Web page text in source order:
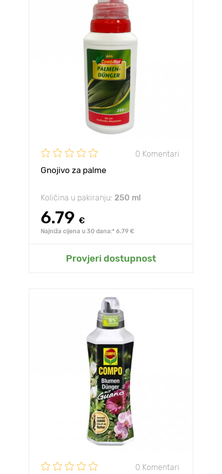
0 Komentari
Gnojivo za palme
Količina u pakiranju: 250 ml
6.79 €
Najniža cijena u 30 dana:* 6.79 €
Provjeri dostupnost
0 Komentari